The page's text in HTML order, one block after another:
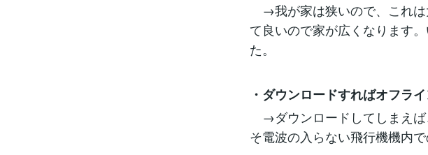
→我が家は狭いので、これは
て良いので家が広くなります
た。
・ダウンロードすればオフラ
→ダウンロードしてしまえば
そ電波の入らない飛行機機内